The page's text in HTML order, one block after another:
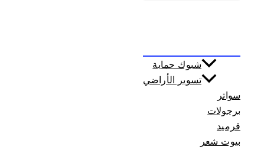
شبوك حماية
تسوير الأراضي
سواتر
برجولات
قرميد
بيوت شعر